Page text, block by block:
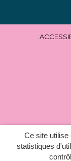
Ce site utilise
statistiques